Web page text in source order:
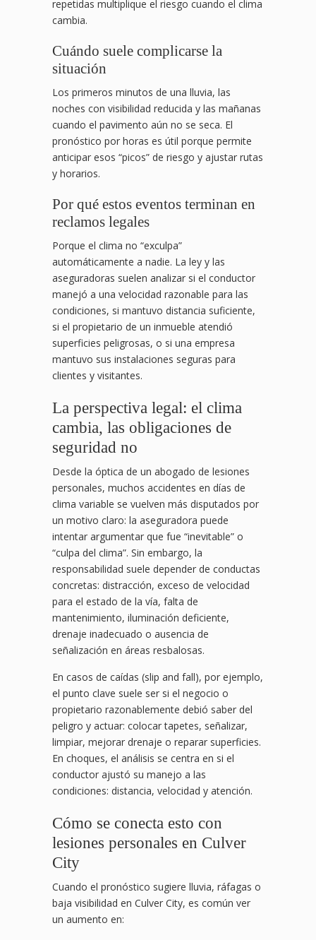
repetidas multiplique el riesgo cuando el clima
cambia.
Cuándo suele complicarse la
situación
Los primeros minutos de una lluvia, las
noches con visibilidad reducida y las mañanas
cuando el pavimento aún no se seca. El
pronóstico por horas es útil porque permite
anticipar esos “picos” de riesgo y ajustar rutas
y horarios.
Por qué estos eventos terminan en
reclamos legales
Porque el clima no “exculpa”
automáticamente a nadie. La ley y las
aseguradoras suelen analizar si el conductor
manejó a una velocidad razonable para las
condiciones, si mantuvo distancia suficiente,
si el propietario de un inmueble atendió
superficies peligrosas, o si una empresa
mantuvo sus instalaciones seguras para
clientes y visitantes.
La perspectiva legal: el clima
cambia, las obligaciones de
seguridad no
Desde la óptica de un abogado de lesiones
personales, muchos accidentes en días de
clima variable se vuelven más disputados por
un motivo claro: la aseguradora puede
intentar argumentar que fue “inevitable” o
“culpa del clima”. Sin embargo, la
responsabilidad suele depender de conductas
concretas: distracción, exceso de velocidad
para el estado de la vía, falta de
mantenimiento, iluminación deficiente,
drenaje inadecuado o ausencia de
señalización en áreas resbalosas.
En casos de caídas (slip and fall), por ejemplo,
el punto clave suele ser si el negocio o
propietario razonablemente debió saber del
peligro y actuar: colocar tapetes, señalizar,
limpiar, mejorar drenaje o reparar superficies.
En choques, el análisis se centra en si el
conductor ajustó su manejo a las
condiciones: distancia, velocidad y atención.
Cómo se conecta esto con
lesiones personales en Culver
City
Cuando el pronóstico sugiere lluvia, ráfagas o
baja visibilidad en Culver City, es común ver
un aumento en: